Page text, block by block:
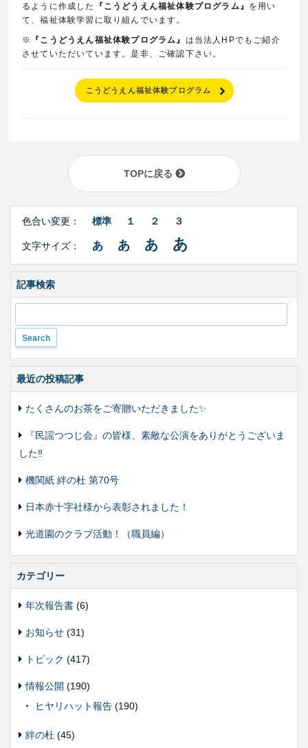
るように作成した
『こうどうえん福祉体験プログラム』 を用い
て、福祉体験学習に取り組んでいます。
※ 『こうどうえん福祉体験プログラム』 は当法人HPでもご紹介
させていただいています。是非、ご確認下さい。
こうどうえん福祉体験プログラム
TOPに戻る
Right
Contents
合
変
色合い変更： 標準 １ ２ ３
文字サイズ： あ あ あ あ
記事検索
最近の投稿記事
たくさんのお茶をご寄贈いただきました✨
『民謡つつじ会』の皆様、素敵な公演をありがとうございま
した‼️
機関紙 絆の杜 第70号
日本赤十字社様から表彰されました！
光道園のクラブ活動！（職員編）
カテゴリー
年次報告書 (6)
お知らせ (31)
トピック (417)
情報公開 (190)
ヒヤリハット報告 (190)
絆の杜 (45)